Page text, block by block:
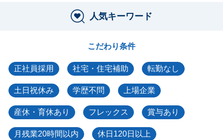
人気キーワード
こだわり条件
正社員採用 社宅・住宅補助 転勤なし
土日祝休み 学歴不問 上場企業
産休・育休あり フレックス 賞与あり
月残業20時間以内 休日120日以上